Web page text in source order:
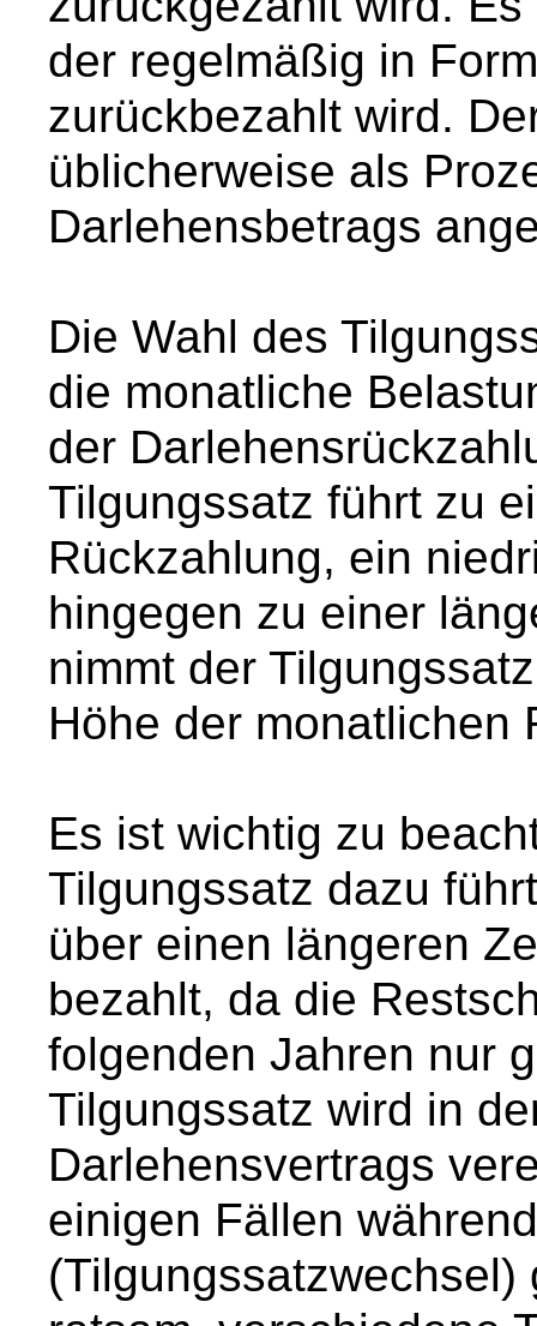
der regelmäßig in
zurückbezahlt wird.
üblicherweise als
Darlehensbetrags
Die Wahl des
die monatliche
der
Tilgungssatz führt zu
Rückzahlung, ein
hingegen zu einer
nimmt der
Höhe der monatlichen
Es ist wichtig zu
Tilgungssatz dazu
über einen längeren
bezahlt, da die
folgenden Jahren nur
Tilgungssatz wird in
Darlehensvertrags
einigen Fällen